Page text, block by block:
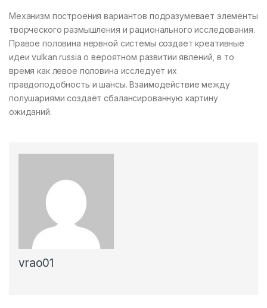
Механизм построения вариантов подразумевает элементы
творческого размышления и рационального исследования.
Правое половина нервной системы создает креативные
идеи vulkan russia о вероятном развитии явлений, в то
время как левое половина исследует их
правдоподобность и шансы. Взаимодействие между
полушариями создаёт сбалансированную картину
ожиданий.
vrao01